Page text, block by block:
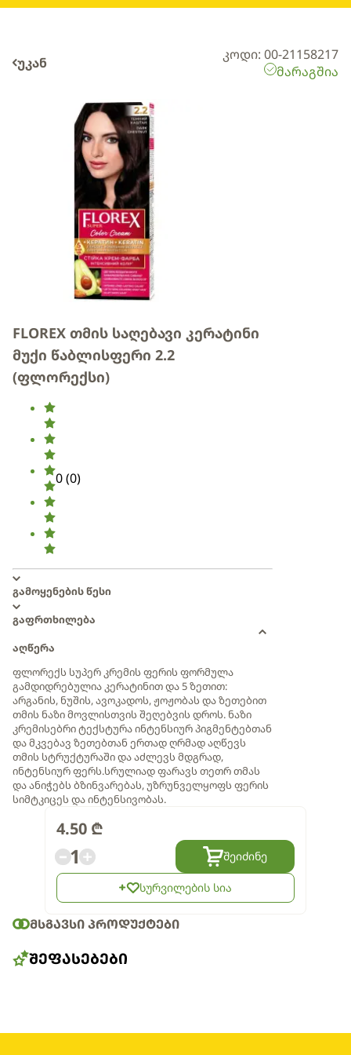
უკან
კოდი: 00-21158217
მარაგშია
FLOREX თმის საღებავი კერატინი
მუქი წაბლისფერი 2.2
(ფლორექსი)
0(0)
გამოყენების წესი
გაფრთხილება
აღწერა
ფლორექს სუპერ კრემის ფერის ფორმულა
გამდიდრებულია კერატინით და 5 ზეთით:
არგანის, ნუშის, ავოკადოს, ჟოჟობას და ზეთებით
თმის ნაზი მოვლისთვის შეღებვის დროს. ნაზი
კრემისებრი ტექსტურა ინტენსიურ პიგმენტებთან
და მკვებავ ზეთებთან ერთად ღრმად აღწევს
თმის სტრუქტურაში და აძლევს მდგრად,
ინტენსიურ ფერს.სრულიად ფარავს თეთრ თმას
და ანიჭებს ბზინვარებას, უზრუნველყოფს ფერის
სიმტკიცეს და ინტენსივობას.
4.50 ₾
1 შეიძინე
სურვილების სია
ᲛᲡᲒᲐᲕᲡᲘ ᲞᲠᲝᲓᲣᲥᲢᲔᲑᲘ
ᲨᲔᲤᲐᲡᲔᲑᲔᲑᲘ